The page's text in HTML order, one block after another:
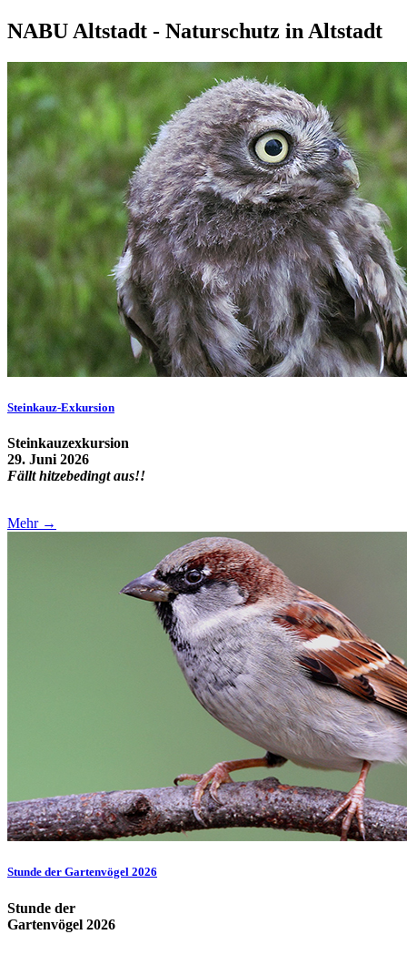
NABU Altstadt - Naturschutz in Altstadt
Steinkauz-Exkursion
Steinkauzexkursion
29. Juni 2026
Fällt hitzebedingt aus!!
Mehr →
Stunde der Gartenvögel 2026
Stunde der
Gartenvögel 2026